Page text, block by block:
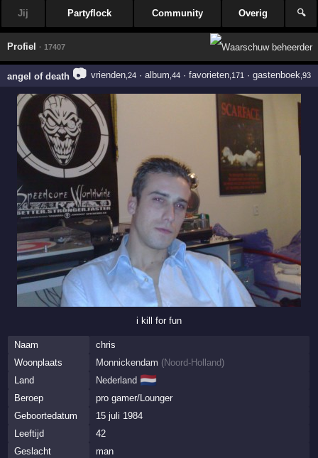
Jij Partyflock Community Overig 🔍
Profiel · 17407
angel of death 📷 vrienden,24· album ,44· favorieten,171 · gastenboek ,93
i kill for fun
Naam
chris
Woonplaats
Monnickendam (Noord-Holland)
Land
Nederland 🇳🇱
Beroep
pro gamer/Lounger
Geboortedatum
15 juli 1984
Leeftijd
42
Geslacht
man